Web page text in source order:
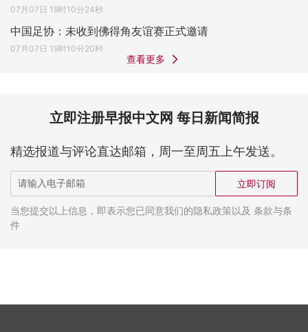
07月07日 19时10分24秒
中国足协：未收到佛得角友谊赛正式邀请
07月07日 19时10分20秒
查看更多
立即注册早报中文网 每日新闻简报
精选报道与评论直达邮箱，周一至周五上午发送。
立即订阅
当您提交以上信息，即表示您已同意我们的隐私政策以及 条款与条
件